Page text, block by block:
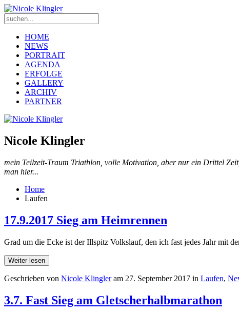
HOME
NEWS
PORTRAIT
AGENDA
ERFOLGE
GALLERY
ARCHIV
PARTNER
Nicole Klingler
mein Teilzeit-Traum Triathlon, volle Motivation, aber nur ein Drittel
man hier...
Home
Laufen
17.9.2017 Sieg am Heimrennen
Grad um die Ecke ist der Illspitz Volkslauf, den ich fast jedes Jahr mit
Weiter lesen
Geschrieben von Nicole Klingleram 27. September 2017 in Laufen,
3.7. Fast Sieg am Gletscherhalbmarathon